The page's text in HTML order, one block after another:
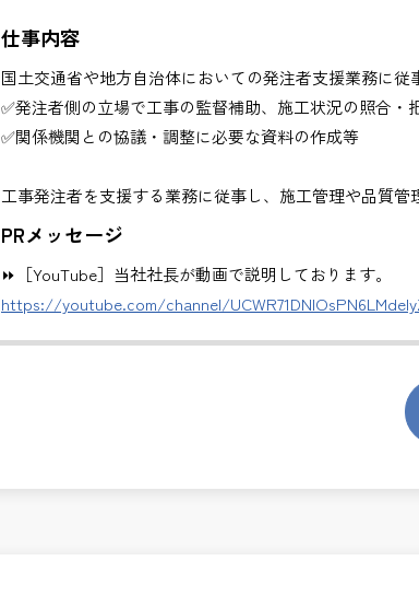
仕事内容
国土交通省や地方自治体においての発注者支援業務に従
✅発注者側の立場で工事の監督補助、施工状況の照合・
✅関係機関との協議・調整に必要な資料の作成等
工事発注者を支援する業務に従事し、施工管理や品質管
更などの支援を行います。
※基本的に、土日祝祭日は、休日となります。
＊受注が多く、増員募集しております。
PRメッセージ
⏩［YouTube］当社社長が動画で説明しております。
https://youtube.com/channel/